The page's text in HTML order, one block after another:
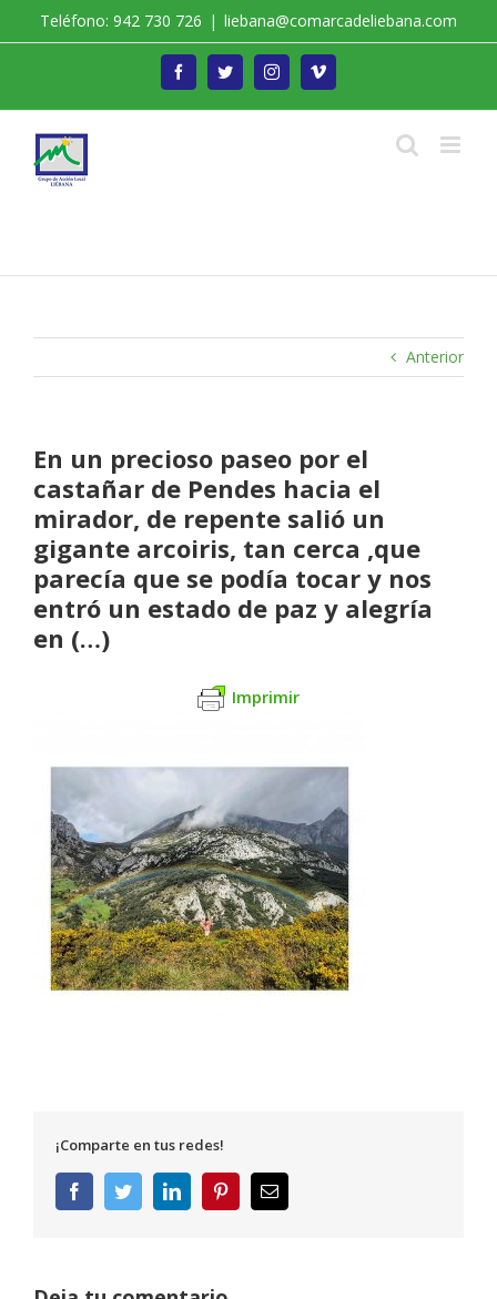
Teléfono: 942 730 726 | liebana@comarcadeliebana.com
FacebookTwitterInstagramVimeo
Anterior
En un precioso paseo por el
castañar de Pendes hacia el
mirador, de repente salió un
gigante arcoiris, tan cerca ,que
parecía que se podía tocar y nos
entró un estado de paz y alegría
en (…)
Imprimir
¡Comparte en tus redes!
FacebookTwitterLinkedInPinterestCorreo
electrónico